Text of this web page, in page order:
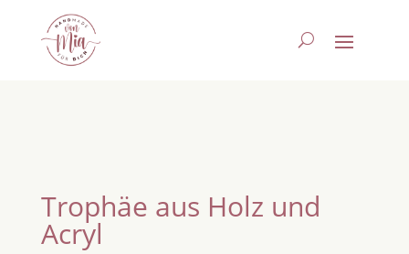
Trophäe aus Holz und
Acryl